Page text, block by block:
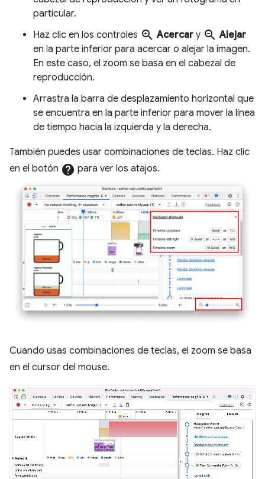
particular.
Haz clic en los controles zoom_in Acercar y zoom_out Alejar
en la parte inferior para acercar o alejar la imagen.
En este caso, el zoom se basa en el cabezal de
reproducción.
Arrastra la barra de desplazamiento horizontal que
se encuentra en la parte inferior para mover la línea
de tiempo hacia la izquierda y la derecha.
También puedes usar combinaciones de teclas. Haz clic
en el botón help para ver los atajos.
Cuando usas combinaciones de teclas, el zoom se basa
en el cursor del mouse.